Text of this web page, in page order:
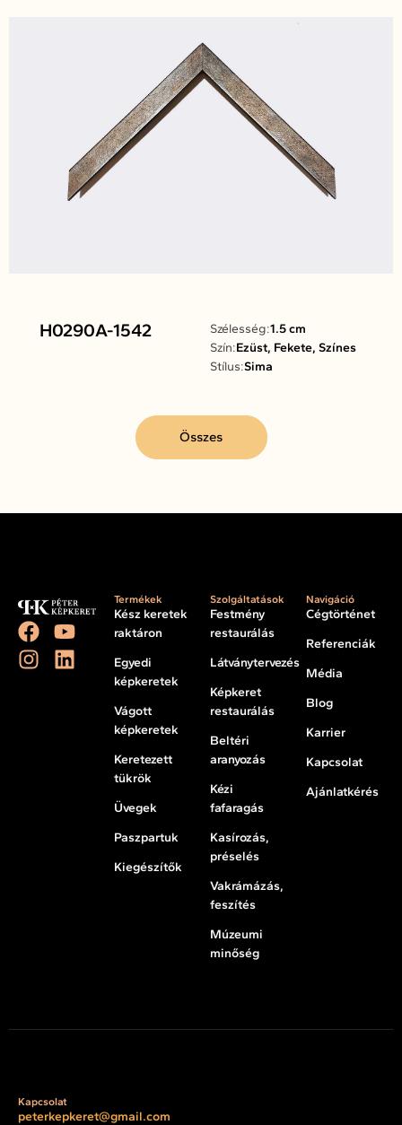
H0290A-1542 Szélesség:1.5 cm
Szín:Ezüst, Fekete, Színes
Stílus:Sima
Összes
Termékek
Kész keretek
raktáron
Egyedi
képkeretek
Vágott
képkeretek
Keretezett
tükrök
Üvegek
Paszpartuk
Kiegészítők
Szolgáltatások
Festmény
restaurálás
Látványtervezés
Képkeret
restaurálás
Beltéri
aranyozás
Kézi
fafaragás
Kasírozás,
préselés
Vakrámázás,
feszítés
Múzeumi
minőség
Navigáció
Cégtörténet
Referenciák
Média
Blog
Karrier
Kapcsolat
Ajánlatkérés
Kapcsolat
peterkepkeret@gmail.com